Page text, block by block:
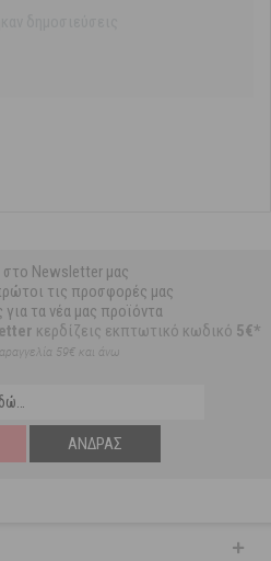
στο Newsletter μας
τις προσφορές μας
τα νέα μας προϊόντα
κερδίζεις εκπτωτικό κωδικό 5€*
59€ και άνω
ΆΝΔΡΑΣ